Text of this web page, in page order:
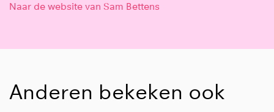
Naar de website van Sam Bettens
Anderen bekeken ook